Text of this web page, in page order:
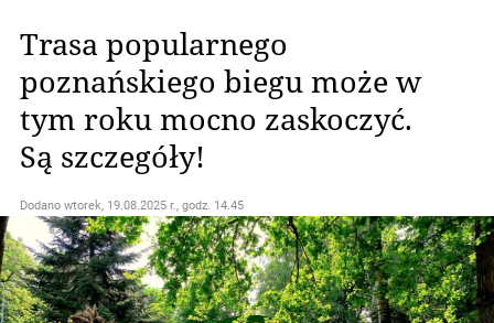
Trasa popularnego
poznańskiego biegu może w
tym roku mocno zaskoczyć.
Są szczegóły!
Dodano wtorek, 19.08.2025 r., godz. 14.45